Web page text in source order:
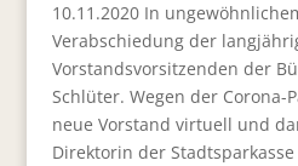
10.11.2020 In
Verabschiedung der
Vorstandsvorsitzenden der
Schlüter. Wegen der Corona-
neue Vorstand virtuell und
Direktorin der